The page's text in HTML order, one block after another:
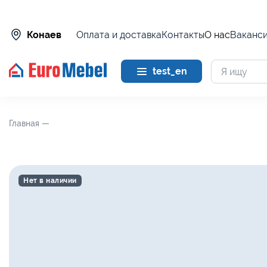
Конаев Оплата и доставкаКонтактыО нас
test_en
Главная —
Нет в наличии